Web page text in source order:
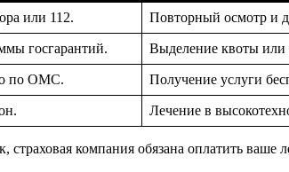
или 112. Повторный осмотр и
госгарантий. Выделение квоты или
по ОМС. Получение услуги
Лечение в
компания обязана оплатить